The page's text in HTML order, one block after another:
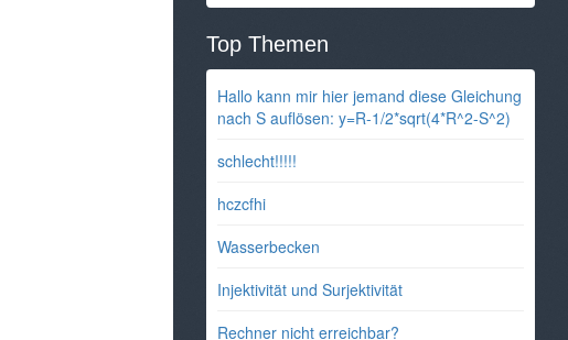
Top Themen
Hallo kann mir hier jemand diese Gleichung
nach S auflösen: y=R-1/2*sqrt(4*R^2-S^2)
schlecht!!!!!
hczcfhi
Wasserbecken
Injektivität und Surjektivität
Rechner nicht erreichbar?